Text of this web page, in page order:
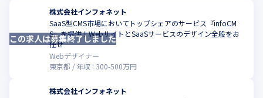
株式会社インフォネット
SaaS型CMS市場においてトップシェアのサービス『infoCM
S』を提供！WebサイトとSaaSサービスのデザイン全般をお
任せ
Webデザイナー
東京都
年収 : 300-500万円
この求人は募集終了しました
株式会社インフォネット